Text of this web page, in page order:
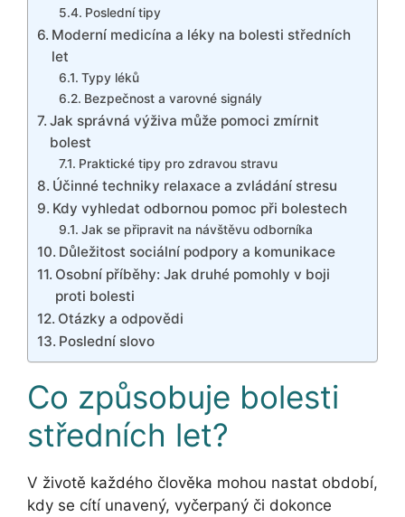
Poslední tipy
Moderní medicína a léky na bolesti středních
let
Typy léků
Bezpečnost a varovné signály
Jak správná výživa může pomoci zmírnit
bolest
Praktické tipy pro zdravou stravu
Účinné techniky relaxace a zvládání stresu
Kdy vyhledat odbornou pomoc při bolestech
Jak se připravit na návštěvu odborníka
Důležitost sociální podpory a komunikace
Osobní příběhy: Jak druhé pomohly v boji
proti bolesti
Otázky a odpovědi
Poslední slovo
Co způsobuje bolesti
středních let?
V životě každého člověka mohou nastat období,
kdy se cítí unavený, vyčerpaný či dokonce